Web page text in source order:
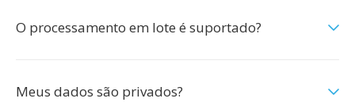
O processamento em lote é suportado?
Meus dados são privados?